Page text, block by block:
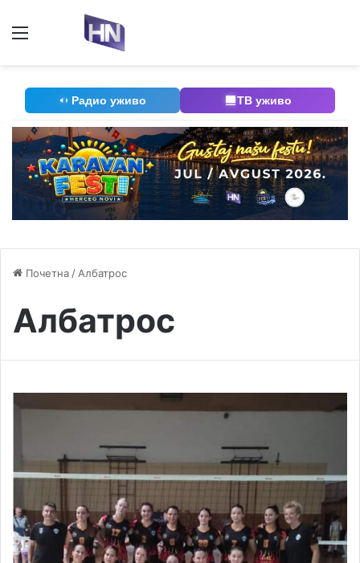
Радио уживо ТВ уживо
Почетна / Албатрос
Албатрос